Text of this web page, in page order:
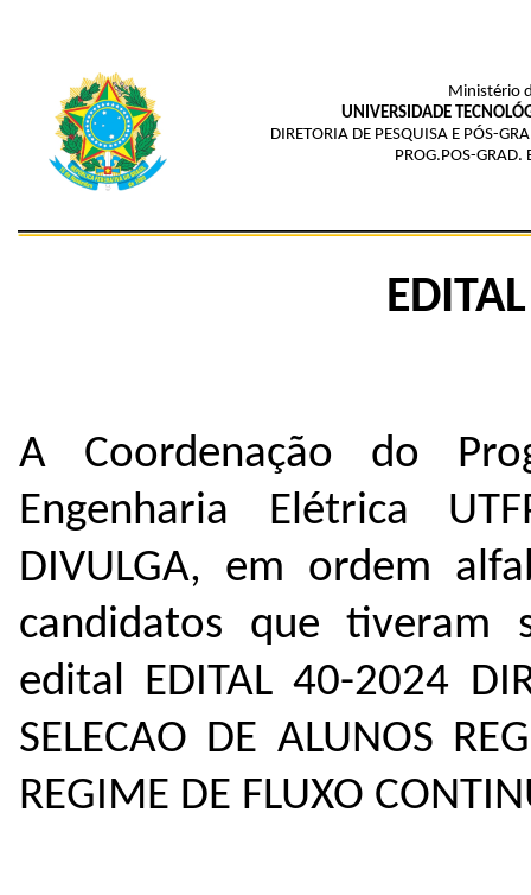
Ministério
UNIVERSIDADE
DIRETORIA DE PESQUISA E PÓS-
PROG.POS-GRAD.
A Coordenação do
Engenharia Elétrica
DIVULGA, em ordem
candidatos que tiveram
edital EDITAL 40-2024
SELECAO DE ALUNOS
REGIME DE FLUXO